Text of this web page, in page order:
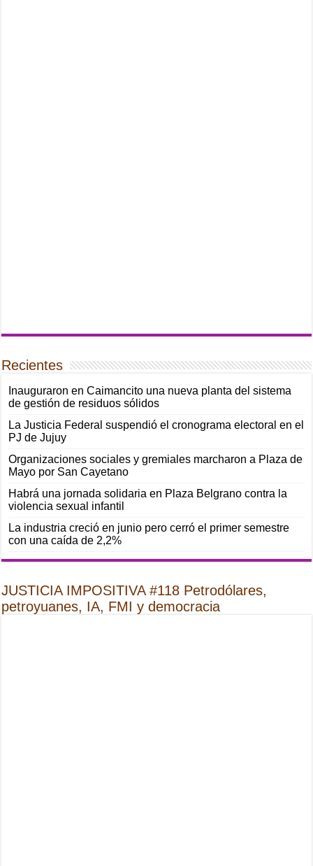
Recientes
Inauguraron en Caimancito una nueva planta del sistema
de gestión de residuos sólidos
La Justicia Federal suspendió el cronograma electoral en el
PJ de Jujuy
Organizaciones sociales y gremiales marcharon a Plaza de
Mayo por San Cayetano
Habrá una jornada solidaria en Plaza Belgrano contra la
violencia sexual infantil
La industria creció en junio pero cerró el primer semestre
con una caída de 2,2%
JUSTICIA IMPOSITIVA #118 Petrodólares,
petroyuanes, IA, FMI y democracia